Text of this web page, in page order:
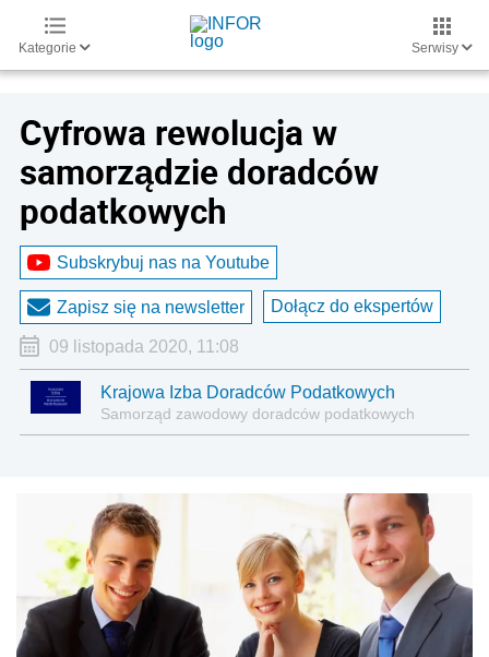
Kategorie Serwisy
Cyfrowa rewolucja w
samorządzie doradców
podatkowych
Subskrybuj nas na Youtube
Zapisz się na newsletter Dołącz do ekspertów
09 listopada 2020, 11:08
Krajowa Izba Doradców Podatkowych
Samorząd zawodowy doradców podatkowych